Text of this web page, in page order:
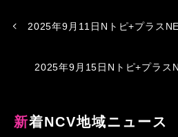
2025年9月11日Nトピ+プラス
2025年9月15日Nトピ+プラス
新着NCV地域ニュース